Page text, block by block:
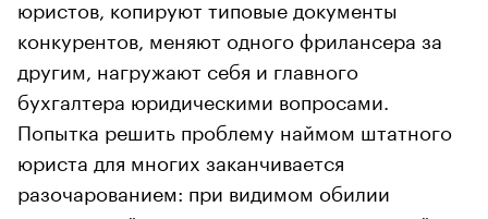
юристов, копируют типовые документы
конкурентов, меняют одного фрилансера за
другим, нагружают себя и главного
бухгалтера юридическими вопросами.
Попытка решить проблему наймом штатного
юриста для многих заканчивается
разочарованием: при видимом обилии